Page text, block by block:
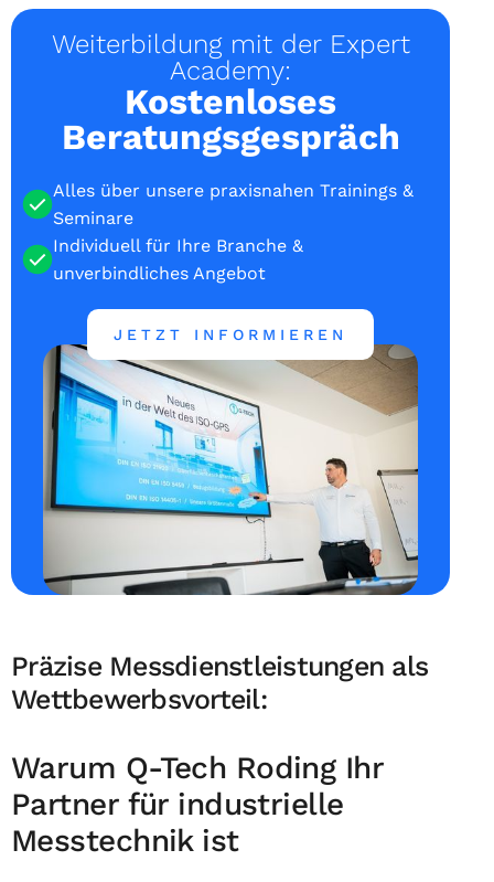
Weiterbildung mit der Expert
Academy:
Kostenloses
Beratungsgespräch
Alles über unsere praxisnahen Trainings &
Seminare
Individuell für Ihre Branche &
unverbindliches Angebot
JETZT INFORMIEREN
Präzise Messdienstleistungen als
Wettbewerbsvorteil:
Warum Q-Tech Roding Ihr
Partner für industrielle
Messtechnik ist